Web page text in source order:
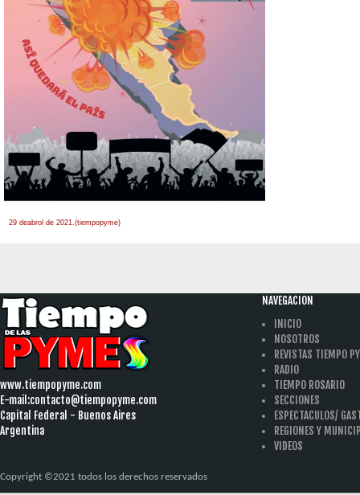
29 deabrol de 2021.(tiempopyme)
www.tiempopyme.com
E-mail:contacto@tiempopyme.com
Capital Federal - Buenos Aires
Argentina
NAVEGACION
INICIO
NOSOTROS
REVISTAS TIEMPO
RADIO
TIEMPO ROSARIO
SECCIONES
ESPECTACULOS/
REGIONES Y
VIDEOS
Copyright ©2021 todos los derechos reservados